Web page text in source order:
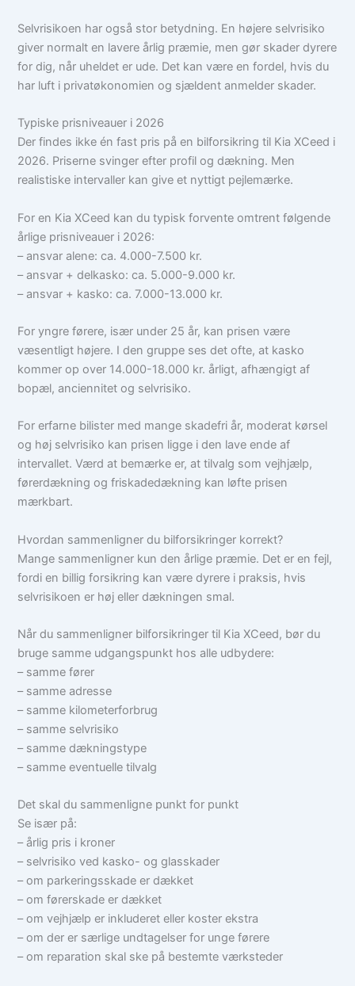
Selvrisikoen har også stor betydning. En højere selvrisiko
giver normalt en lavere årlig præmie, men gør skader dyrere
for dig, når uheldet er ude. Det kan være en fordel, hvis du
har luft i privatøkonomien og sjældent anmelder skader.
Typiske prisniveauer i 2026
Der findes ikke én fast pris på en bilforsikring til Kia XCeed i
2026. Priserne svinger efter profil og dækning. Men
realistiske intervaller kan give et nyttigt pejlemærke.
For en Kia XCeed kan du typisk forvente omtrent følgende
årlige prisniveauer i 2026:
– ansvar alene: ca. 4.000-7.500 kr.
– ansvar + delkasko: ca. 5.000-9.000 kr.
– ansvar + kasko: ca. 7.000-13.000 kr.
For yngre førere, især under 25 år, kan prisen være
væsentligt højere. I den gruppe ses det ofte, at kasko
kommer op over 14.000-18.000 kr. årligt, afhængigt af
bopæl, anciennitet og selvrisiko.
For erfarne bilister med mange skadefri år, moderat kørsel
og høj selvrisiko kan prisen ligge i den lave ende af
intervallet. Værd at bemærke er, at tilvalg som vejhjælp,
førerdækning og friskadedækning kan løfte prisen
mærkbart.
Hvordan sammenligner du bilforsikringer korrekt?
Mange sammenligner kun den årlige præmie. Det er en fejl,
fordi en billig forsikring kan være dyrere i praksis, hvis
selvrisikoen er høj eller dækningen smal.
Når du sammenligner bilforsikringer til Kia XCeed, bør du
bruge samme udgangspunkt hos alle udbydere:
– samme fører
– samme adresse
– samme kilometerforbrug
– samme selvrisiko
– samme dækningstype
– samme eventuelle tilvalg
Det skal du sammenligne punkt for punkt
Se især på:
– årlig pris i kroner
– selvrisiko ved kasko- og glasskader
– om parkeringsskade er dækket
– om førerskade er dækket
– om vejhjælp er inkluderet eller koster ekstra
– om der er særlige undtagelser for unge førere
– om reparation skal ske på bestemte værksteder